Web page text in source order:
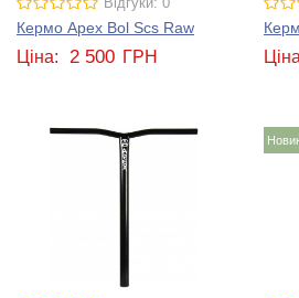
Відгуки: 0
Кермо Apex Bol Scs Raw
Ціна: 2 500 ГРН